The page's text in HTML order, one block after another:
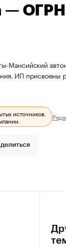
—
Мансийский
ИП
источников.